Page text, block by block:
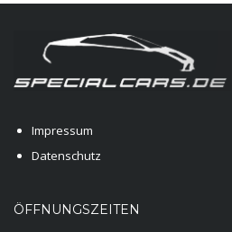
Impressum
Datenschutz
ÖFFNUNGSZEITEN